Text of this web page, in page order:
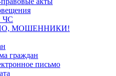
ЧС
МОШЕННИКИ!
граждан
письмо